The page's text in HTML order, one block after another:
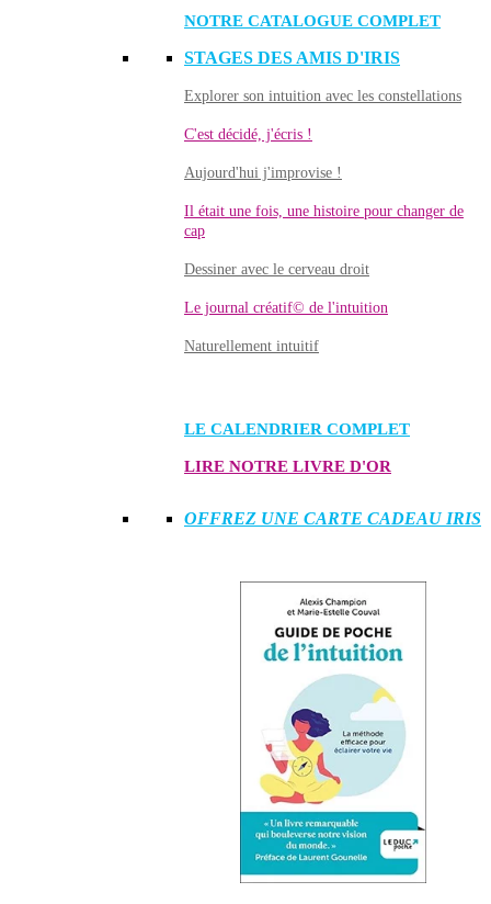
NOTRE CATALOGUE COMPLET
STAGES DES AMIS D'IRIS
Explorer son intuition avec les constellations
C'est décidé, j'écris !
Aujourd'hui j'improvise !
Il était une fois, une histoire pour changer de
cap
Dessiner avec le cerveau droit
Le journal créatif© de l'intuition
Naturellement intuitif
LE CALENDRIER COMPLET
LIRE NOTRE LIVRE D'OR
OFFREZ UNE CARTE CADEAU IRIS